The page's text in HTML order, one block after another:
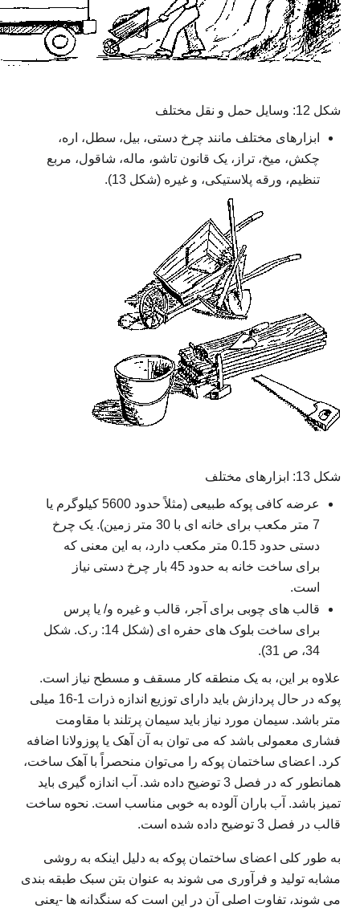
شکل 12: وسایل حمل و نقل مختلف
ابزارهای مختلف مانند چرخ دستی، بیل، سطل، اره،
چکش، میخ، تراز، یک قانون تاشو، ماله، شاقول، مربع
تنظیم، ورقه پلاستیکی، و غیره (شکل 13).
شکل 13: ابزارهای مختلف
عرضه کافی پوکه طبیعی (مثلاً حدود 5600 کیلوگرم یا
7 متر مکعب برای خانه ای با 30 متر زمین). یک چرخ
دستی حدود 0.15 متر مکعب دارد، به این معنی که
برای ساخت خانه به حدود 45 بار چرخ دستی نیاز
است.
قالب های چوبی برای آجر، قالب و غیره و/ یا پرس
برای ساخت بلوک های حفره ای (شکل 14: ر.ک. شکل
34، ص 31).
علاوه بر این، به یک منطقه کار مسقف و مسطح نیاز است.
پوکه در حال پردازش باید دارای توزیع اندازه ذرات 1-16 میلی
متر باشد. سیمان مورد نیاز باید سیمان پرتلند با مقاومت
فشاری معمولی باشد که می توان به آن آهک یا پوزولانا اضافه
کرد. اعضای ساختمان پوکه را می‌توان منحصراً با آهک ساخت،
همانطور که در فصل 3 توضیح داده شد. آب اندازه گیری باید
تمیز باشد. آب باران آلوده به خوبی مناسب است. نحوه ساخت
قالب در فصل 3 توضیح داده شده است.
به طور کلی اعضای ساختمان پوکه به دلیل اینکه به روشی
مشابه تولید و فرآوری می شوند به عنوان بتن سبک طبقه بندی
می شوند، تفاوت اصلی آن در این است که سنگدانه ها -یعنی